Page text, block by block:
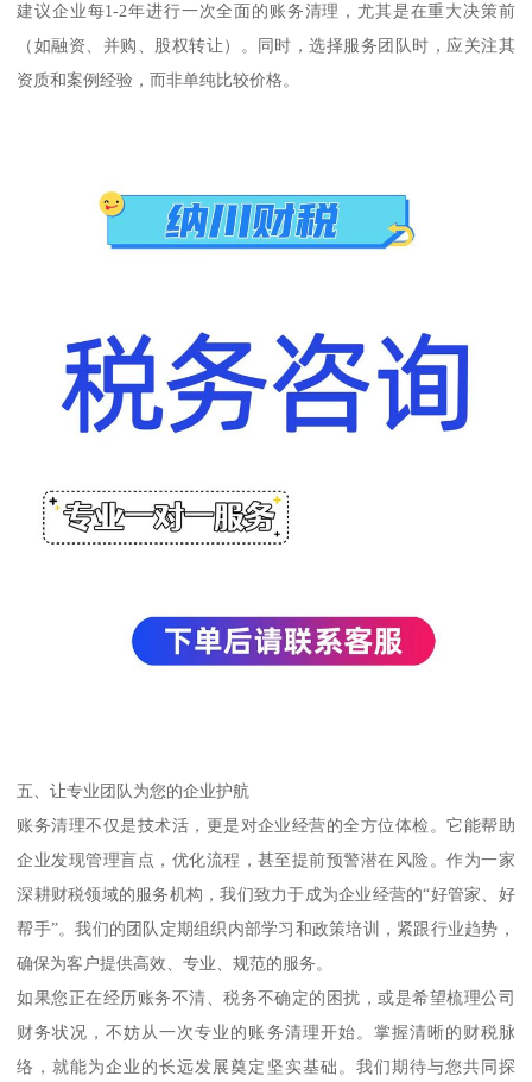
建议企业每1-2年进行一次全面的账务清理，尤其是在重大决策前
（如融资、并购、股权转让）。同时，选择服务团队时，应关注其
资质和案例经验，而非单纯比较价格。
五、让专业团队为您的企业护航
账务清理不仅是技术活，更是对企业经营的全方位体检。它能帮助
企业发现管理盲点，优化流程，甚至提前预警潜在风险。作为一家
深耕财税领域的服务机构，我们致力于成为企业经营的“好管家、好
帮手”。我们的团队定期组织内部学习和政策培训，紧跟行业趋势，
确保为客户提供高效、专业、规范的服务。
如果您正在经历账务不清、税务不确定的困扰，或是希望梳理公司
财务状况，不妨从一次专业的账务清理开始。掌握清晰的财税脉
络，就能为企业的长远发展奠定坚实基础。我们期待与您共同探